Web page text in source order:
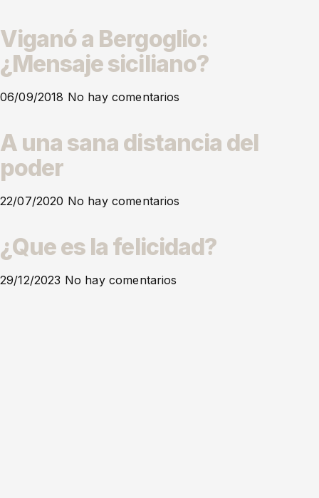
Viganó a Bergoglio:
¿Mensaje siciliano?
06/09/2018 No hay comentarios
A una sana distancia del
poder
22/07/2020 No hay comentarios
¿Que es la felicidad?
29/12/2023 No hay comentarios